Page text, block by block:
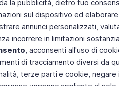
la pubblicità, dietro tuo
sul dispositivo ed
annunci personalizzati,
incorrere in limitazioni
, acconsenti all'uso di
di tracciamento diversi da
terze parti e cookie,